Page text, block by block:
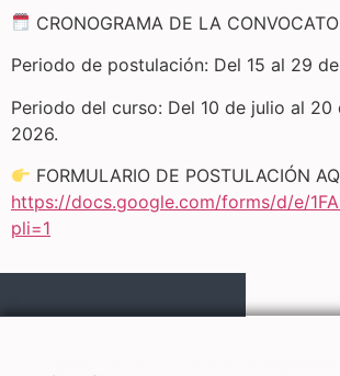
CRONOGRAMA DE LA
Periodo de postulación: Del 15 al 29
Periodo del curso: Del 10 de julio al
2026.
FORMULARIO DE POSTULACIÓN
https://docs.google.com/forms/d/e/
pli=1